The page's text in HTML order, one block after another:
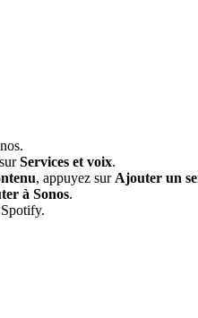
Services et voix.
, appuyez surAjouter un
à Sonos.